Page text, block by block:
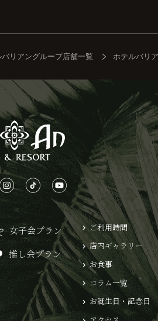
リアングループ店舗一覧 ホテルバリ
女子会プラン
推し会プラン
ご利用時間
店内ギャラリー
お食事
コラム一覧
お誕生日・記念日